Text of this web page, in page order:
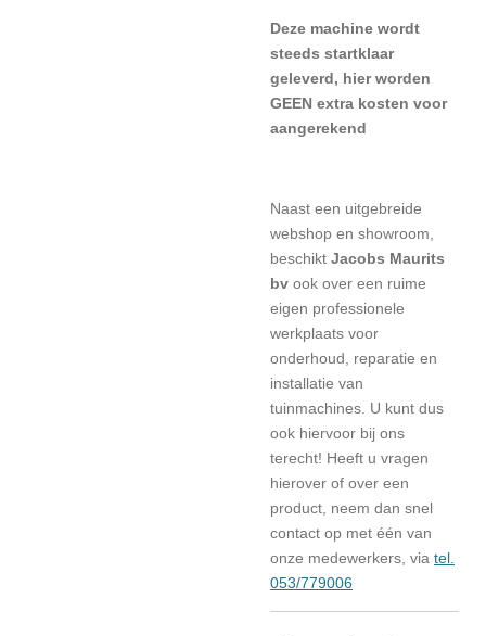
Deze machine wordt
steeds startklaar
geleverd, hier worden
GEEN extra kosten voor
aangerekend
Naast een uitgebreide
webshop en showroom,
beschikt Jacobs Maurits
bv ook over een ruime
eigen professionele
werkplaats voor
onderhoud, reparatie en
installatie van
tuinmachines. U kunt dus
ook hiervoor bij ons
terecht! Heeft u vragen
hierover of over een
product, neem dan snel
contact op met één van
onze medewerkers, via tel.
053/779006